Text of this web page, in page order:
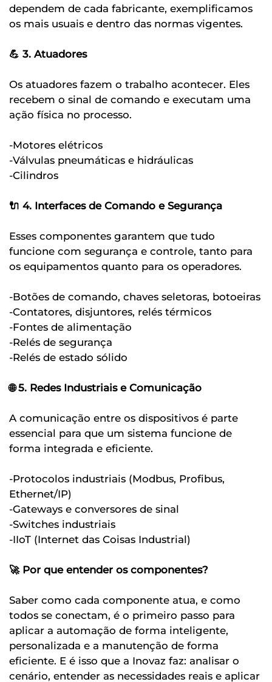
dependem de cada fabricante, exemplificamos
os mais usuais e dentro das normas vigentes.
💪 3. Atuadores
Os atuadores fazem o trabalho acontecer. Eles
recebem o sinal de comando e executam uma
ação física no processo.
-Motores elétricos
-Válvulas pneumáticas e hidráulicas
-Cilindros
🔌 4. Interfaces de Comando e Segurança
Esses componentes garantem que tudo
funcione com segurança e controle, tanto para
os equipamentos quanto para os operadores.
-Botões de comando, chaves seletoras, botoeiras
-Contatores, disjuntores, relés térmicos
-Fontes de alimentação
-Relés de segurança
-Relés de estado sólido
🌐 5. Redes Industriais e Comunicação
A comunicação entre os dispositivos é parte
essencial para que um sistema funcione de
forma integrada e eficiente.
-Protocolos industriais (Modbus, Profibus,
Ethernet/IP)
-Gateways e conversores de sinal
-Switches industriais
-IIoT (Internet das Coisas Industrial)
🚀 Por que entender os componentes?
Saber como cada componente atua, e como
todos se conectam, é o primeiro passo para
aplicar a automação de forma inteligente,
personalizada e a manutenção de forma
eficiente. E é isso que a Inovaz faz: analisar o
cenário, entender as necessidades reais e aplicar